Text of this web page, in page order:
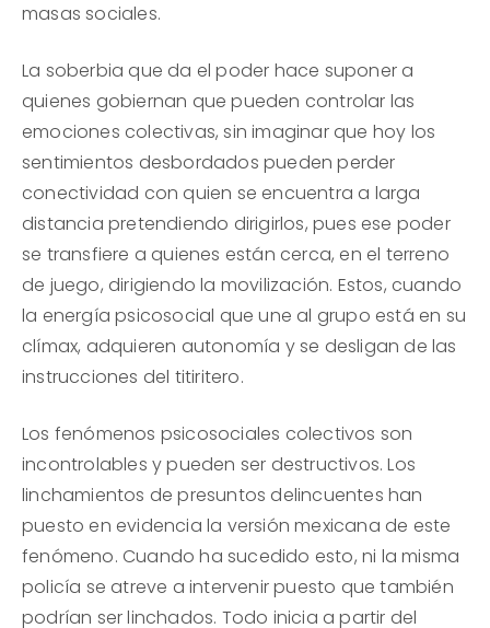
masas sociales.
La soberbia que da el poder hace suponer a
quienes gobiernan que pueden controlar las
emociones colectivas, sin imaginar que hoy los
sentimientos desbordados pueden perder
conectividad con quien se encuentra a larga
distancia pretendiendo dirigirlos, pues ese poder
se transfiere a quienes están cerca, en el terreno
de juego, dirigiendo la movilización. Estos, cuando
la energía psicosocial que une al grupo está en su
clímax, adquieren autonomía y se desligan de las
instrucciones del titiritero.
Los fenómenos psicosociales colectivos son
incontrolables y pueden ser destructivos. Los
linchamientos de presuntos delincuentes han
puesto en evidencia la versión mexicana de este
fenómeno. Cuando ha sucedido esto, ni la misma
policía se atreve a intervenir puesto que también
podrían ser linchados. Todo inicia a partir del